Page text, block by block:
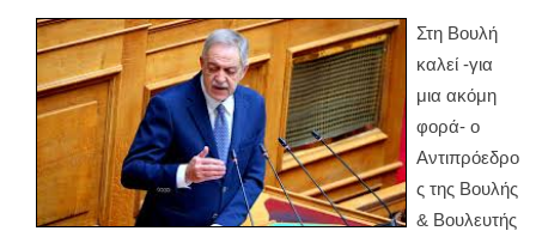
Στη Βουλή
καλεί -για
μια ακόμη
φορά- ο
Αντιπρόεδρο
ς της Βουλής
& Βουλευτής